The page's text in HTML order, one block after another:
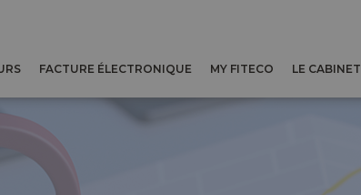
FACTURE ÉLECTRONIQUE MY FITECO LE CABINET